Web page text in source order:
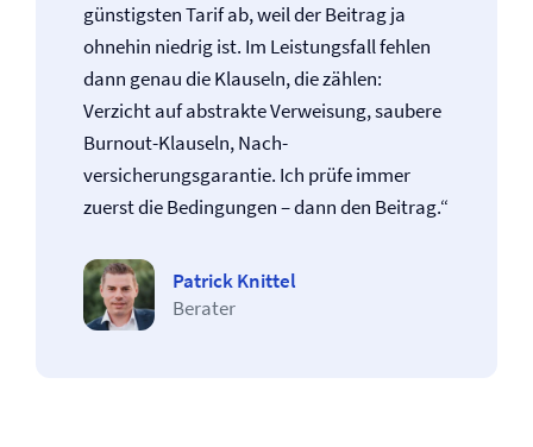
günstigsten Tarif ab, weil der Beitrag ja
ohnehin niedrig ist. Im Leistungsfall fehlen
dann genau die Klauseln, die zählen:
Verzicht auf abstrakte Verweisung, saubere
Burnout-Klauseln, Nach­
versicherungsgarantie. Ich prüfe immer
zuerst die Bedingungen – dann den Beitrag.“
Patrick Knittel
Berater